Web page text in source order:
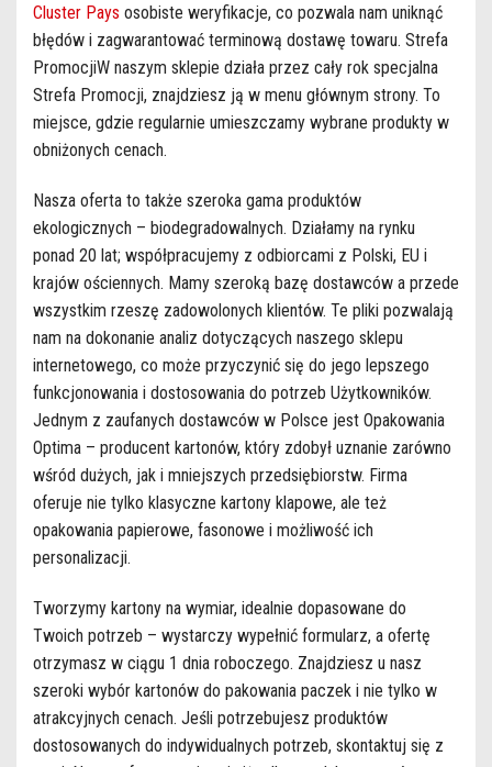
Cluster Pays osobiste weryfikacje, co pozwala nam uniknąć
błędów i zagwarantować terminową dostawę towaru. Strefa
PromocjiW naszym sklepie działa przez cały rok specjalna
Strefa Promocji, znajdziesz ją w menu głównym strony. To
miejsce, gdzie regularnie umieszczamy wybrane produkty w
obniżonych cenach.
Nasza oferta to także szeroka gama produktów
ekologicznych – biodegradowalnych. Działamy na rynku
ponad 20 lat; współpracujemy z odbiorcami z Polski, EU i
krajów ościennych. Mamy szeroką bazę dostawców a przede
wszystkim rzeszę zadowolonych klientów. Te pliki pozwalają
nam na dokonanie analiz dotyczących naszego sklepu
internetowego, co może przyczynić się do jego lepszego
funkcjonowania i dostosowania do potrzeb Użytkowników.
Jednym z zaufanych dostawców w Polsce jest Opakowania
Optima – producent kartonów, który zdobył uznanie zarówno
wśród dużych, jak i mniejszych przedsiębiorstw. Firma
oferuje nie tylko klasyczne kartony klapowe, ale też
opakowania papierowe, fasonowe i możliwość ich
personalizacji.
Tworzymy kartony na wymiar, idealnie dopasowane do
Twoich potrzeb – wystarczy wypełnić formularz, a ofertę
otrzymasz w ciągu 1 dnia roboczego. Znajdziesz u nasz
szeroki wybór kartonów do pakowania paczek i nie tylko w
atrakcyjnych cenach. Jeśli potrzebujesz produktów
dostosowanych do indywidualnych potrzeb, skontaktuj się z